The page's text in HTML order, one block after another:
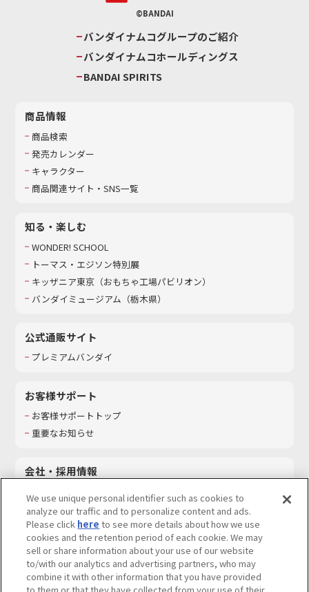
©BANDAI
バンダイナムコグループのご紹介
バンダイナムコホールディングス
BANDAI SPIRITS
商品情報
商品検索
発売カレンダー
キャラクター
商品関連サイト・SNS一覧
知る・楽しむ
WONDER! SCHOOL
トーマス・エジソン特別展
キッザニア東京（おもちゃ工場パビリオン）​
バンダイミュージアム（栃木県）
公式通販サイト
プレミアムバンダイ
お客様サポート
お客様サポートトップ
重要なお知らせ
会社・採用情報
採用情報
サステナビリティ
お問い合わせ
We use unique personal identifier such as cookies to
analyze our traffic and to personalize content and ads.
Please click here to see more details about how we use
cookies and the retention period of each cookie. We may
sell or share information about your use of our website
to/with our analytics and advertising partners, who may
combine it with other information that you have provided